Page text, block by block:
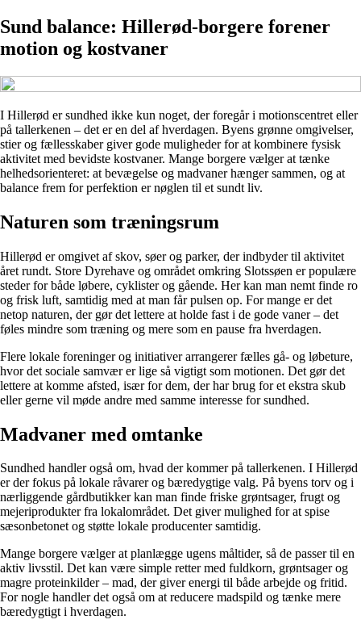
Sund balance: Hillerød-borgere forener
motion og kostvaner
I Hillerød er sundhed ikke kun noget, der foregår i motionscentret eller
på tallerkenen – det er en del af hverdagen. Byens grønne omgivelser,
stier og fællesskaber giver gode muligheder for at kombinere fysisk
aktivitet med bevidste kostvaner. Mange borgere vælger at tænke
helhedsorienteret: at bevægelse og madvaner hænger sammen, og at
balance frem for perfektion er nøglen til et sundt liv.
Naturen som træningsrum
Hillerød er omgivet af skov, søer og parker, der indbyder til aktivitet
året rundt. Store Dyrehave og området omkring Slotssøen er populære
steder for både løbere, cyklister og gående. Her kan man nemt finde ro
og frisk luft, samtidig med at man får pulsen op. For mange er det
netop naturen, der gør det lettere at holde fast i de gode vaner – det
føles mindre som træning og mere som en pause fra hverdagen.
Flere lokale foreninger og initiativer arrangerer fælles gå- og løbeture,
hvor det sociale samvær er lige så vigtigt som motionen. Det gør det
lettere at komme afsted, især for dem, der har brug for et ekstra skub
eller gerne vil møde andre med samme interesse for sundhed.
Madvaner med omtanke
Sundhed handler også om, hvad der kommer på tallerkenen. I Hillerød
er der fokus på lokale råvarer og bæredygtige valg. På byens torv og i
nærliggende gårdbutikker kan man finde friske grøntsager, frugt og
mejeriprodukter fra lokalområdet. Det giver mulighed for at spise
sæsonbetonet og støtte lokale producenter samtidig.
Mange borgere vælger at planlægge ugens måltider, så de passer til en
aktiv livsstil. Det kan være simple retter med fuldkorn, grøntsager og
magre proteinkilder – mad, der giver energi til både arbejde og fritid.
For nogle handler det også om at reducere madspild og tænke mere
bæredygtigt i hverdagen.